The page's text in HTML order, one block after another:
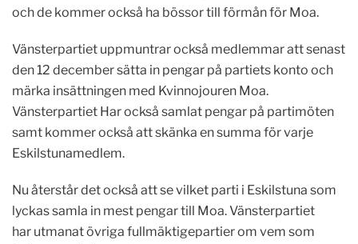
och de kommer också ha bössor till förmån för Moa.
Vänsterpartiet uppmuntrar också medlemmar att senast
den 12 december sätta in pengar på partiets konto och
märka insättningen med Kvinnojouren Moa.
Vänsterpartiet Har också samlat pengar på partimöten
samt kommer också att skänka en summa för varje
Eskilstunamedlem.
Nu återstår det också att se vilket parti i Eskilstuna som
lyckas samla in mest pengar till Moa. Vänsterpartiet
har utmanat övriga fullmäktigepartier om vem som